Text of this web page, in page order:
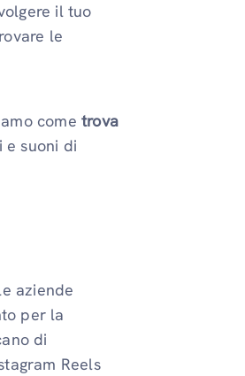
il tuo
le
cometrova
e suoni di
aziende
per la
di
Reels